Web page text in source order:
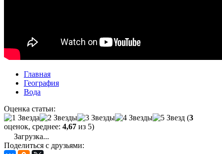
Главная
География
Вода
Оценка статьи:
(3
оценок, среднее: 4,67 из 5)
Загрузка...
Поделиться с друзьями: